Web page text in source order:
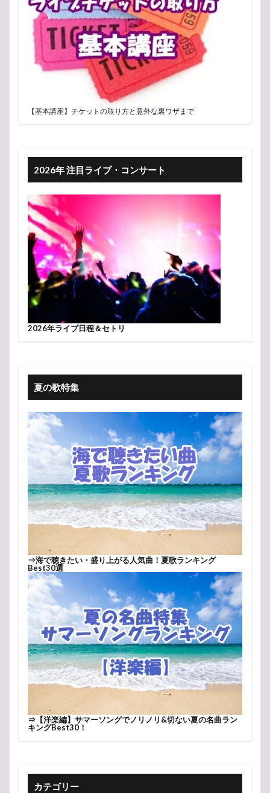
【基本講座】チケットの取り方と意外な裏ワザまで
2026年 注目ライブ・コンサート
2026年ライブ日程＆セトリ
夏の歌特集
⇒海で聴きたい・盛り上がる人気曲！夏歌ランキング
Best30選
⇒ 【洋楽編】サマーソングでノリノリ&切ない夏の名曲ラン
キングBest30！
カテゴリー